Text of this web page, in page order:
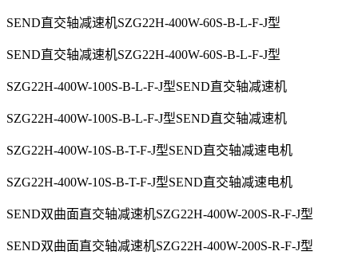
SEND直交轴减速机SZG22H-400W-60S-B-L-F-J型
SEND直交轴减速机SZG22H-400W-60S-B-L-F-J型
SZG22H-400W-100S-B-L-F-J型SEND直交轴减速机
SZG22H-400W-100S-B-L-F-J型SEND直交轴减速机
SZG22H-400W-10S-B-T-F-J型SEND直交轴减速电机
SZG22H-400W-10S-B-T-F-J型SEND直交轴减速电机
SEND双曲面直交轴减速机SZG22H-400W-200S-R-F-J型
SEND双曲面直交轴减速机SZG22H-400W-200S-R-F-J型